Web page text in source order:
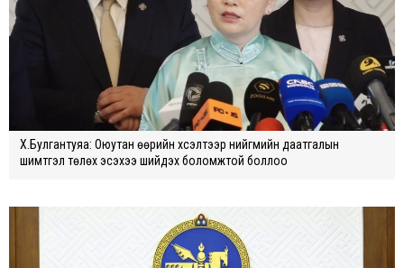
Х.Булгантуяа: Оюутан өөрийн хүсэлтээр нийгмийн даатгалын
шимтгэл төлөх эсэхээ шийдэх боломжтой боллоо